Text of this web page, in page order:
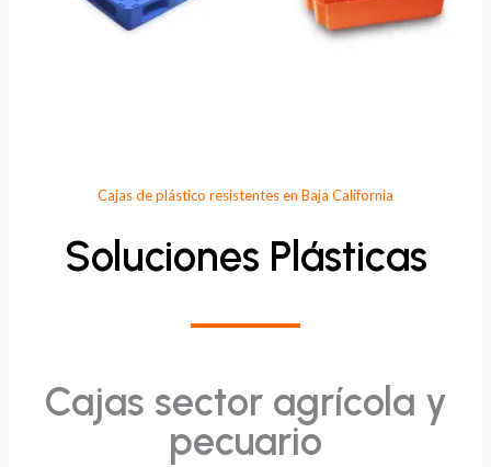
Cajas de plástico resistentes en Baja California
Soluciones Plásticas
Cajas sector agrícola y
pecuario